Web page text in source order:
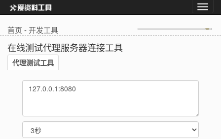
首页 -开发工具
在线测试代理服务器连接工具
代理测试工具